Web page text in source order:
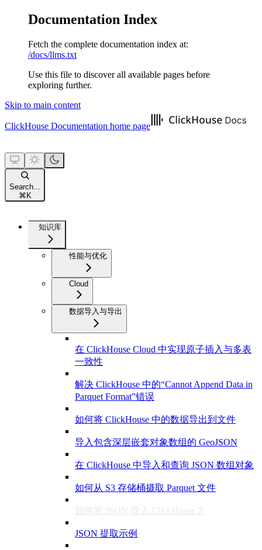
Documentation Index
Fetch the complete documentation index at:
/docs/llms.txt
Use this file to discover all available pages before
exploring further.
Skip to main content
ClickHouse Documentation home page
Search...
⌘ K
知识库
性能与优化
Cloud
数据导入与导出
在 ClickHouse Cloud 中实现原子插入与多表
一致性
解决 ClickHouse 中的“Cannot Append Data in
Parquet Format”错误
如何将 ClickHouse 中的数据导出到文件
导入包含深层嵌套对象数组的 GeoJSON
在 ClickHouse 中导入和查询 JSON 数组对象
如何从 S3 存储桶摄取 Parquet 文件
如何将 JSON 导入 ClickHouse？
JSON 提取示例